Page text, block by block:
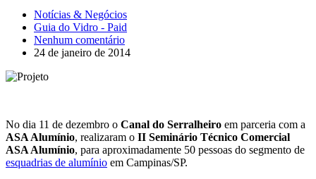
Notícias & Negócios
Guia do Vidro - Paid
Nenhum comentário
24 de janeiro de 2014
No dia 11 de dezembro o Canal do Serralheiro em parceria com a
ASA Alumínio, realizaram o II Seminário Técnico Comercial
ASA Alumínio, para aproximadamente 50 pessoas do segmento de
esquadrias de alumínio em Campinas/SP.